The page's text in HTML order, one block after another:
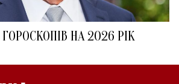
НА 2026 РІК